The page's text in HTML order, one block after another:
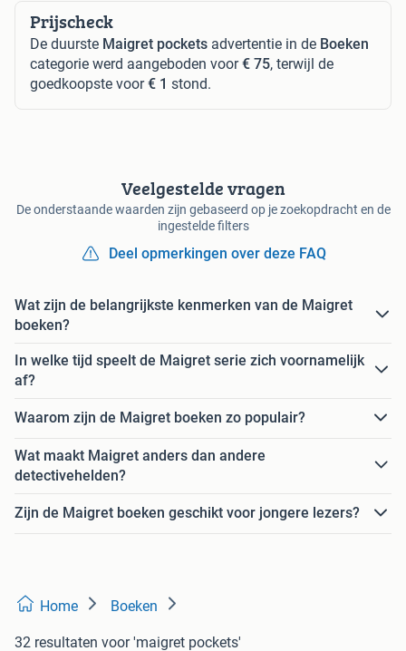
Prijscheck
De duurste Maigret pockets advertentie in de Boeken
categorie werd aangeboden voor€ 75, terwijl de
goedkoopste voor€ 1 stond.
Veelgestelde vragen
De onderstaande waarden zijn gebaseerd op je zoekopdracht en de
ingestelde filters
Deel opmerkingen over deze FAQ
Wat zijn de belangrijkste kenmerken van de Maigret
boeken?
In welke tijd speelt de Maigret serie zich voornamelijk
af?
Waarom zijn de Maigret boeken zo populair?
Wat maakt Maigret anders dan andere
detectivehelden?
Zijn de Maigret boeken geschikt voor jongere lezers?
Home Boeken
32 resultaten voor 'maigret pockets'